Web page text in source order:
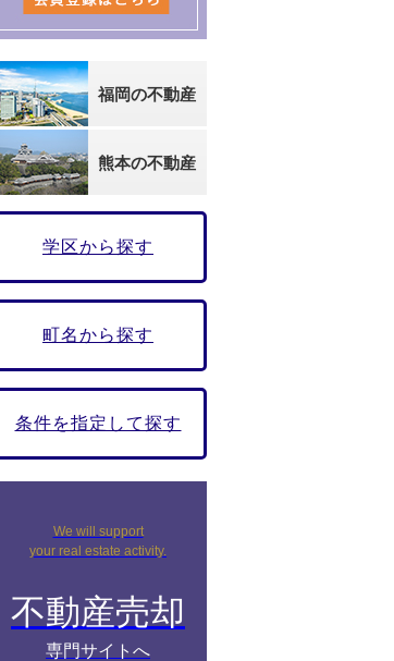
福岡の不動産
熊本の不動産
学区から探す
町名から探す
条件を指定して探す
We will support
your real estate activity.
不動産売却
専門サイトへ